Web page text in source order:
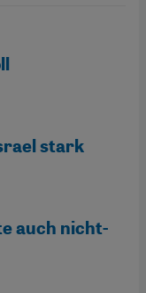
stark
auch nicht-